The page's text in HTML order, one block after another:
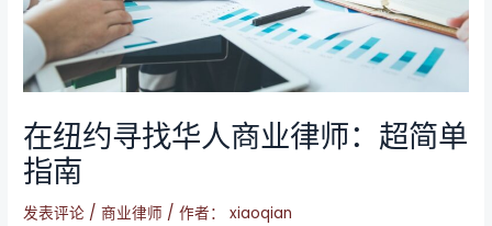
在纽约寻找华人商业律师：超简单
指南
发表评论 /商业律师 / 作者：
xiaoqian